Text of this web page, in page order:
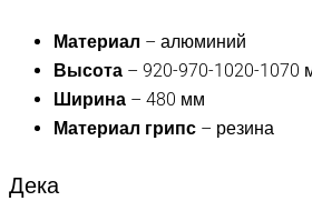
Материал – алюминий
Высота – 920-970-1020-1070
Ширина – 480 мм
Материал грипс – резина
Дека